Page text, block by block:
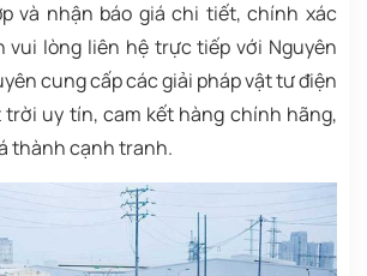
và nhận báo giá chi tiết, chính xác
vui lòng liên hệ trực tiếp với Nguyên
cung cấp các giải pháp vật tư điện
uy tín, cam kết hàng chính hãng,
thành cạnh tranh.